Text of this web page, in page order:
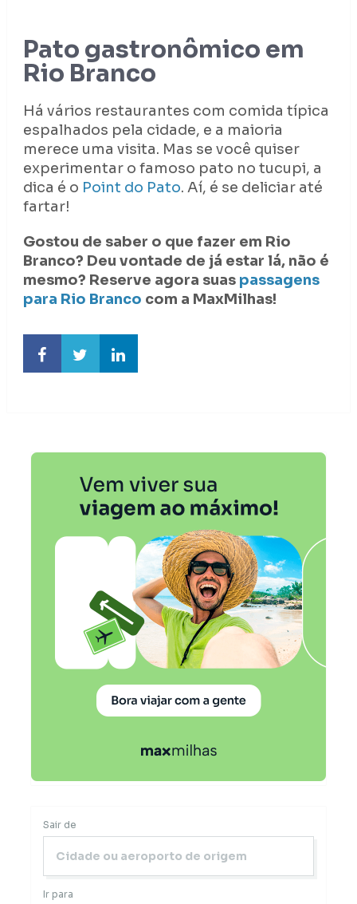
Pato gastronômico em
Rio Branco
Há vários restaurantes com comida típica
espalhados pela cidade, e a maioria
merece uma visita. Mas se você quiser
experimentar o famoso pato no tucupi, a
dica é o Point do Pato. Aí, é se deliciar até
fartar!
Gostou de saber o que fazer em Rio
Branco? Deu vontade de já estar lá, não é
mesmo? Reserve agora suas passagens
para Rio Branco com a MaxMilhas!
Sair de
Ir para